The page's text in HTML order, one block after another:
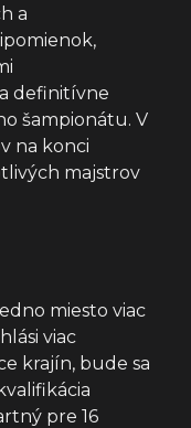
a
definitívne
šampionátu. V
na konci
majstrov
miesto viac
viac
krajín, bude sa
pre 16